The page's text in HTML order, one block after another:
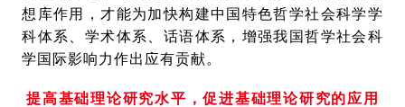
想库作用，才能为加快构建中国特色哲学社会科学学
科体系、学术体系、话语体系，增强我国哲学社会科
学国际影响力作出应有贡献。
提高基础理论研究水平，促进基础理论研究的应用